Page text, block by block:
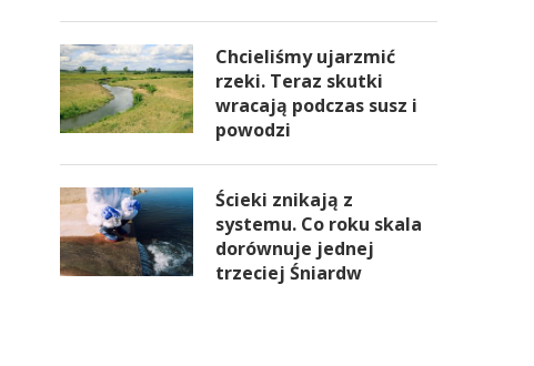
Chcieliśmy ujarzmić
rzeki. Teraz skutki
wracają podczas susz i
powodzi
Ścieki znikają z
systemu. Co roku skala
dorównuje jednej
trzeciej Śniardw